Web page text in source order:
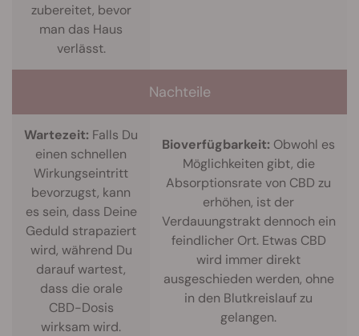
zubereitet, bevor
man das Haus
verlässt.
Nachteile
Wartezeit: Falls Du
einen schnellen
Wirkungseintritt
bevorzugst, kann
es sein, dass Deine
Geduld strapaziert
wird, während Du
darauf wartest,
dass die orale
CBD-Dosis
wirksam wird.
Bioverfügbarkeit: Obwohl es
Möglichkeiten gibt, die
Absorptionsrate von CBD zu
erhöhen, ist der
Verdauungstrakt dennoch ein
feindlicher Ort. Etwas CBD
wird immer direkt
ausgeschieden werden, ohne
in den Blutkreislauf zu
gelangen.